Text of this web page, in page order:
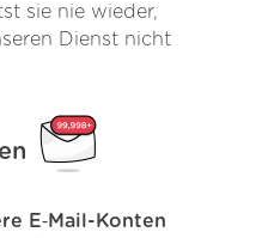
sie nie wieder,
Dienst nicht
E‑Mail-Konten